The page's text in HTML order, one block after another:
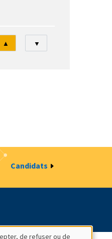
▲ ▼
Candidats
de refuser ou de